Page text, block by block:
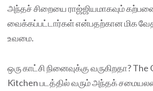
அந்தச் சிறையை ராஜ்ஜியமாகவும்
வைக்கப்பட்டார்கள் என்பதற்கான மிக
உவமை.
ஒரு காட்சி நினைவுக்கு வருகிறதா?
Kitchen படத்தில் வரும் அந்தக்